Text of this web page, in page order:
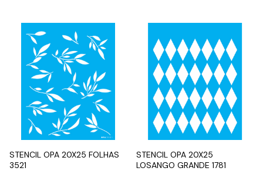
STENCIL OPA 20X25 FOLHAS
3521
STENCIL OPA 20X25
LOSANGO GRANDE 1781